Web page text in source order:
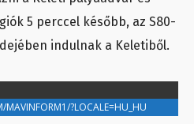
5 perccel később, az S80-
indulnak a Keletiből.
MAVINFORM1/?LOCALE=HU_HU